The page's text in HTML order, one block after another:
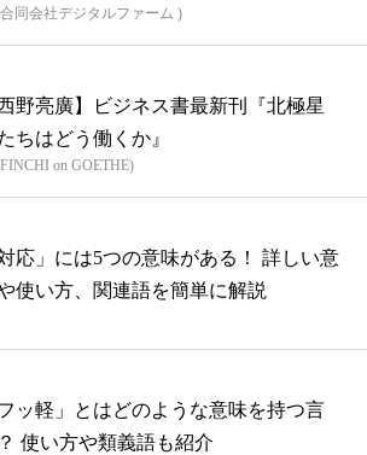
同会社デジタルファーム )
西野亮廣】ビジネス書最新刊『北極星
ちはどう働くか』
on GOETHE)
対応」には5つの意味がある！ 詳しい意
使い方、関連語を簡単に解説
フッ軽」とはどのような意味を持つ言
使い方や類義語も紹介